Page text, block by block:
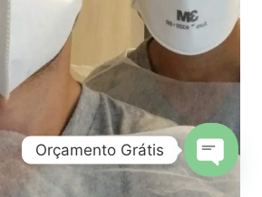
Orçamento Grátis